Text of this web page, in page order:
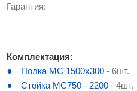
Гарантия
Комплектация:
Полка МС 1500х300- 6шт.
Стойка МС750 - 2200- 4шт.